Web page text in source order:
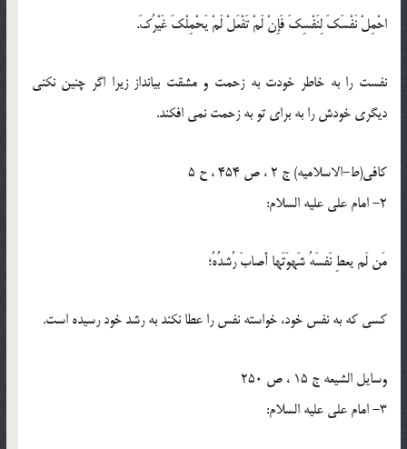
احْمِلْ نَفْسَكَ لِنَفْسِكَ فَإِنْ لَمْ تَفْعَلْ لَمْ يَحْمِلْكَ غَيْرُكَ.
نفست را به خاطر خودت به زحمت و مشقت بیانداز زیرا اگر چنین نکنی
دیگری خودش را به برای تو به زحمت نمی افکند.
کافی(ط-الاسلامیه) ج 2 ، ص 454 ، ح 5
2- امام على عليه السلام:
مَن لَم یعطِ نَفسَهُ شَهوَتَها أَصابَ رُشدُهُ؛
کسی که به نفس خود، خواسته نفس را عطا نکند به رشد خود رسیده است.
وسایل الشیعه ج 15 ، ص 250
3- امام على عليه السلام: